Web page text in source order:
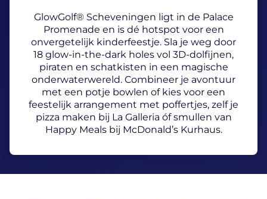
GlowGolf® Scheveningen ligt in de Palace
Promenade en is dé hotspot voor een
onvergetelijk kinderfeestje. Sla je weg door
18 glow-in-the-dark holes vol 3D-dolfijnen,
piraten en schatkisten in een magische
onderwaterwereld. Combineer je avontuur
met een potje bowlen of kies voor een
feestelijk arrangement met poffertjes, zelf je
pizza maken bij La Galleria óf smullen van
Happy Meals bij McDonald’s Kurhaus.